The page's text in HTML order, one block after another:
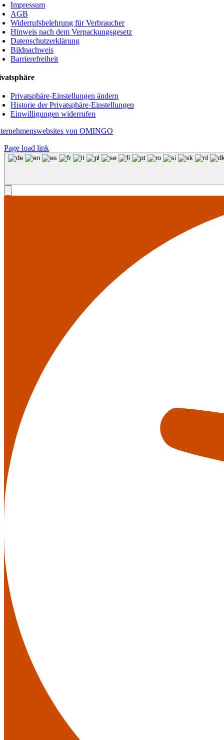
Impressum
AGB
Widerrufsbelehrung für Verbraucher
Hinweis nach dem Verpackungsgesetz
Datenschutzerklärung
Bildnachweis
Barrierefreiheit
Privatsphäre-Einstellungen ändern
Historie der Privatsphäre-Einstellungen
Einwilligungen widerrufen
von OMINGO
Page load link